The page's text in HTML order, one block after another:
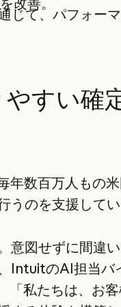
じて、パフォー
すい確
年数百万人もの
うのを支援して
意図せずに間違
IntuitのAI担当バ
「私たちは、お